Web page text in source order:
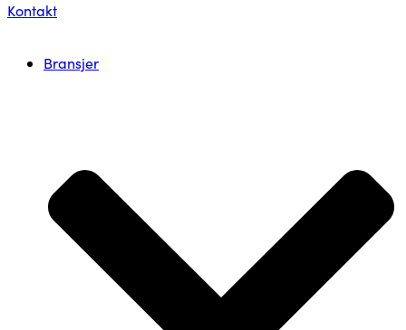
Kontakt
Bransjer